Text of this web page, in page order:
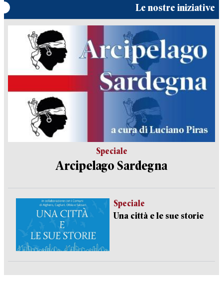
Le nostre iniziative
Speciale
Arcipelago Sardegna
Speciale
Una città e le sue storie